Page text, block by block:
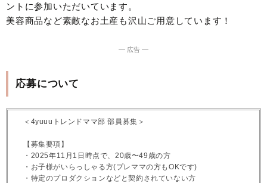
ントに参加いただいています。
美容商品など素敵なお土産も沢山ご用意しています！
― 広告 ―
応募について
＜4yuuuトレンドママ部 部員募集＞
【募集要項】
・2025年11月1日時点で、20歳〜49歳の方
・お子様がいらっしゃる方(プレママの方もOKです)
・特定のプロダクションなどと契約されていない方